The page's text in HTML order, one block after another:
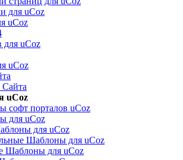
для uCoz
uCoz
uCoz
uCoz
uCoz
софт порталов uCoz
для uCoz
для uCoz
Шаблоны для uCoz
Шаблоны для uCoz